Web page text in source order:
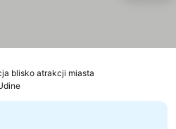
blisko atrakcji miasta